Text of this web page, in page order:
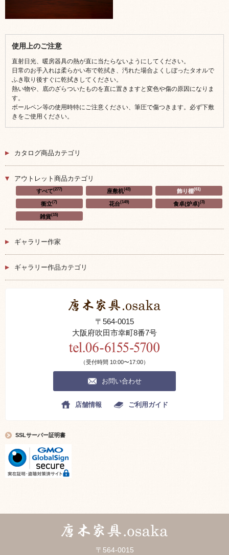
使用上のご注意
直射日光、暖房器具の熱が直に当たらないようにしてください。
日常のお手入れは柔らかい布で乾拭き、汚れた場合よくしぼったタオルで
ふき取り後すぐに乾拭きしてください。
熱い物や、底のざらついたものを直に置きますと変色や傷の原因になりま
す。
ボールペン等の使用時特にご注意ください、筆圧で傷つきます。必ず下敷
きをご使用ください。
カタログ商品カテゴリ
アウトレット商品カテゴリ
すべて(277) 座敷机(43) 飾り棚(61)
衝立(7) 花台(149) 食卓(炉卓)(3)
雑貨(15)
ギャラリー作家
ギャラリー作品カテゴリ
〒564-0015
大阪府吹田市幸町8番7号
（受付時間 10:00〜17:00）
お問い合わせ
店舗情報 ご利用ガイド
SSLサーバー証明書
〒564-0015